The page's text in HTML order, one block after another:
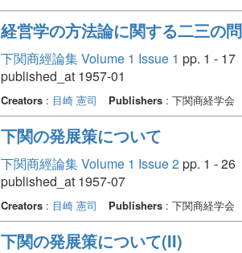
経営学の方法論に関する二三の
下関商經論集 Volume 1 Issue 1 pp. 1 - 17
published_at 1957-01
Creators: 目崎 憲司 Publishers: 下関商経学会
下関の発展策について
下関商經論集 Volume 1 Issue 2pp. 1 - 26
published_at 1957-07
Creators: 目崎 憲司 Publishers: 下関商経学会
下関の発展策について(II)